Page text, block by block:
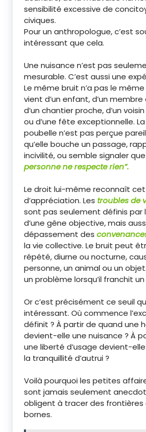
sensibilité excessive de
civiques.
Pour un anthropologue, c’est
intéressant que cela.
Une nuisance n’est pas
mesurable. C’est aussi une
Le même bruit n’a pas le même
vient d’un enfant, d’un
d’un chantier proche, d’un
ou d’une fête exceptionnelle.
poubelle n’est pas perçue
qu’elle bouche un passage,
incivilité, ou semble signaler que
personne ne respecte rien”.
Le droit lui-même reconnaît
d’appréciation. Les troubles de
sont pas seulement définis par
d’une gêne objective, mais
dépassement des
la vie collective. Le bruit peut
répété, diurne ou nocturne,
personne, un animal ou un
un problème lorsqu’il franchit un
Or c’est précisément ce seuil
intéressant. Où commence
définit ? À partir de quand une
devient-elle une nuisance ? À
une liberté d’usage devient-
la tranquillité d’autrui ?
Voilà pourquoi les petites
sont jamais seulement
obligent à tracer des frontières
bornes.